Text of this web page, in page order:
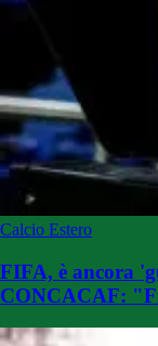
Calcio Estero
FIFA, è ancora
CONCACAF: